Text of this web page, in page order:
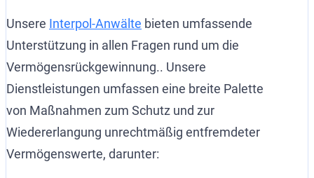
Unsere Interpol-Anwälte bieten umfassende
Unterstützung in allen Fragen rund um die
Vermögensrückgewinnung.. Unsere
Dienstleistungen umfassen eine breite Palette
von Maßnahmen zum Schutz und zur
Wiedererlangung unrechtmäßig entfremdeter
Vermögenswerte, darunter: